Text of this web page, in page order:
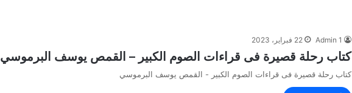
Admin 1 22 فبراير، 2023
كتاب رحلة قصيرة فى قراءات الصوم الكبير – القمص يوسف البرموسي
كتاب رحلة قصيرة فى قراءات الصوم الكبير - القمص يوسف البرموسي